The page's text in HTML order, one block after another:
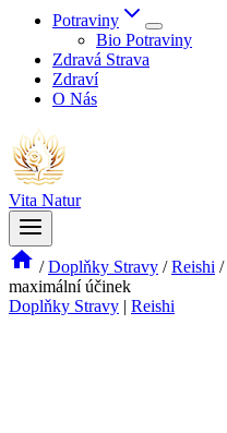
Potraviny
Bio Potraviny
Zdravá Strava
Zdraví
O Nás
Vita Natur
/ Doplňky Stravy / Reishi /
maximální účinek
Doplňky Stravy | Reishi